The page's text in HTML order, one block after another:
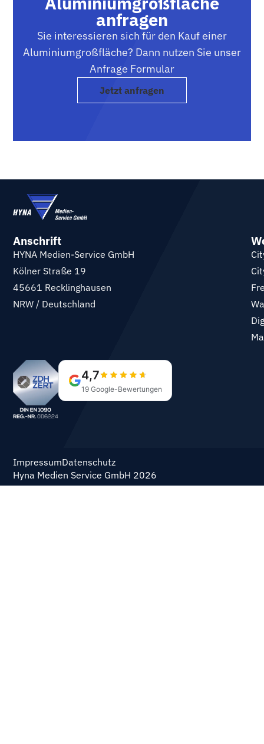
anfragen
Sie interessieren sich für den Kauf einer
Aluminiumgroßfläche? Dann nutzen Sie unser
Anfrage Formular
Jetzt anfragen
Anschrift
HYNA Medien-Service GmbH
Kölner Straße 19
45661 Recklinghausen
NRW / Deutschland
ImpressumDatenschutz
Hyna Medien Service GmbH 2026